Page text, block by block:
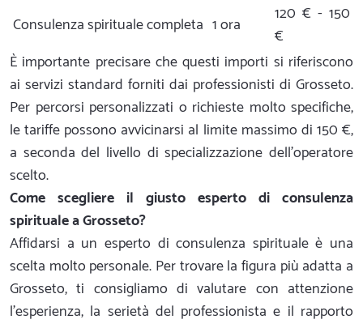
Consulenza spirituale completa 1 ora
120 € - 150
€
È importante precisare che questi importi si riferiscono
ai servizi standard forniti dai professionisti di Grosseto.
Per percorsi personalizzati o richieste molto specifiche,
le tariffe possono avvicinarsi al limite massimo di 150 €,
a seconda del livello di specializzazione dell'operatore
scelto.
Come scegliere il giusto esperto di consulenza
spirituale a Grosseto?
Affidarsi a un esperto di consulenza spirituale è una
scelta molto personale. Per trovare la figura più adatta a
Grosseto, ti consigliamo di valutare con attenzione
l'esperienza, la serietà del professionista e il rapporto